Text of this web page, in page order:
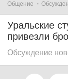
Общение
Уральские
привезли
Обсуждение